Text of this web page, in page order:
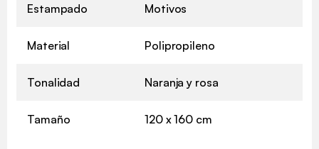
Estampado Motivos
Material Polipropileno
Tonalidad Naranja y rosa
Tamaño 120 x 160 cm